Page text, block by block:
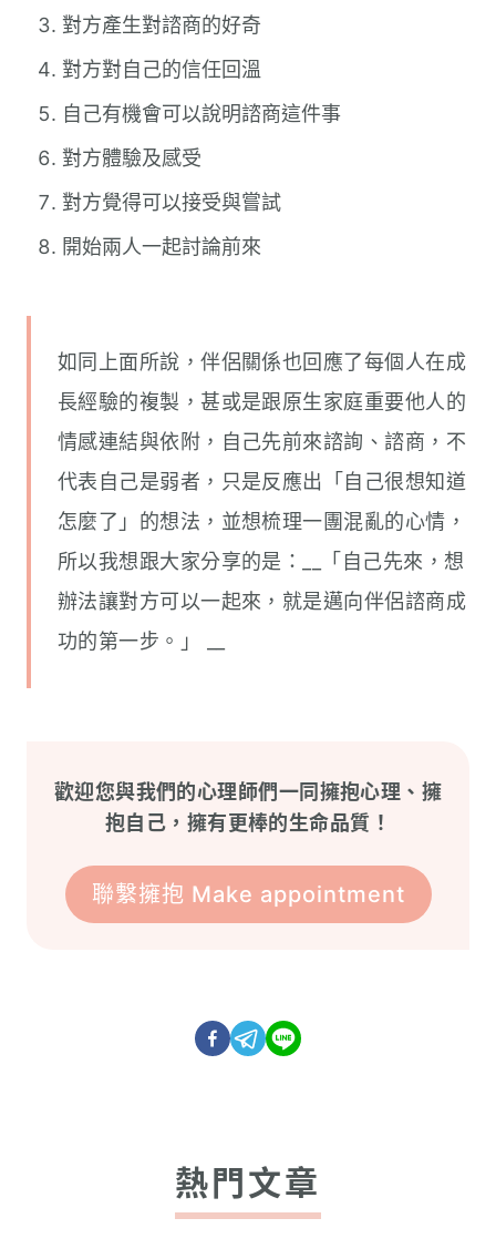
對方產生對諮商的好奇
對方對自己的信任回溫
自己有機會可以說明諮商這件事
對方體驗及感受
對方覺得可以接受與嘗試
開始兩人一起討論前來
如同上面所說，伴侶關係也回應了每個人在成
長經驗的複製，甚或是跟原生家庭重要他人的
情感連結與依附，自己先前來諮詢、諮商，不
代表自己是弱者，只是反應出「自己很想知道
怎麼了」的想法，並想梳理一團混亂的心情，
所以我想跟大家分享的是：__「自己先來，想
辦法讓對方可以一起來，就是邁向伴侶諮商成
功的第一步。」 __
歡迎您與我們的心理師們一同擁抱心理、擁
抱自己，擁有更棒的生命品質！
聯繫擁抱 Make appointment
熱門文章